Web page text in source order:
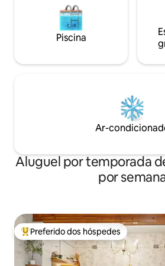
Piscina
Ar-
Aluguel por temporada
por
Entre os melhores preferidos dos
Preferido dos hóspedes